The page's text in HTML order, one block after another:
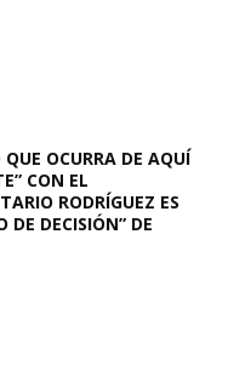
OCURRA DE AQUÍ
CON EL
RODRÍGUEZ ES
DE DECISIÓN” DE